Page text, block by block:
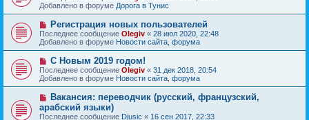
н
и
е
о
б
щ
е
н
и
е
в
о
е
с
о
о
б
щ
е
н
и
е
Добавлено в форуме Дорога в Тунис
Н
о
в
о
с
о
о
б
щ
е
н
Регистрация новых пользователей
Последнее сообщение Olegiv « 28 июл 2020, 22:48
Добавлено в форуме Новости сайта, форума
Н
о
в
о
е
с
о
о
С Новым 2019 годом!
Последнее сообщение Olegiv « 31 дек 2018, 20:54
Добавлено в форуме Новости сайта, форума
Н
в
Вакансия: переводчик (русский, французский,
арабский языки)
Последнее сообщение Djusic « 16 сен 2017, 22:33